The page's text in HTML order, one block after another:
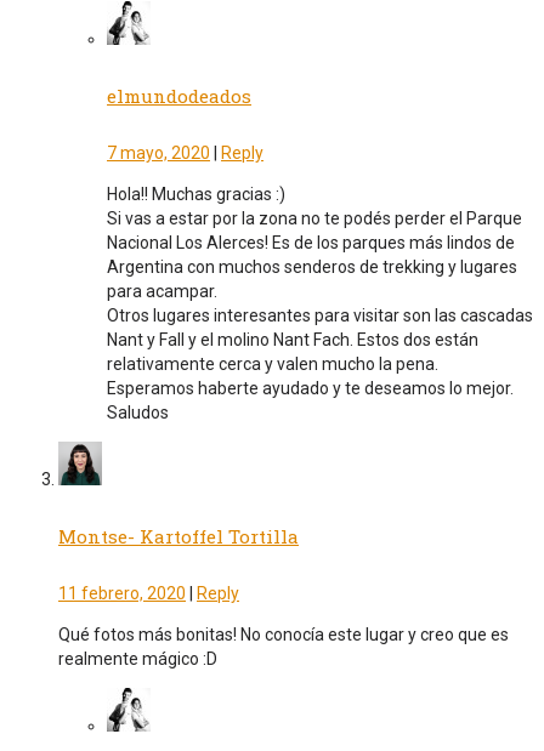
elmundodeados
7 mayo, 2020 Reply
Hola!! Muchas gracias :)
Si vas a estar por la zona no te podés perder el Parque
Nacional Los Alerces! Es de los parques más lindos de
Argentina con muchos senderos de trekking y lugares
para acampar.
Otros lugares interesantes para visitar son las cascadas
Nant y Fall y el molino Nant Fach. Estos dos están
relativamente cerca y valen mucho la pena.
Esperamos haberte ayudado y te deseamos lo mejor.
Saludos
Montse- Kartoffel Tortilla
11 febrero, 2020 Reply
Qué fotos más bonitas! No conocía este lugar y creo que es
realmente mágico :D